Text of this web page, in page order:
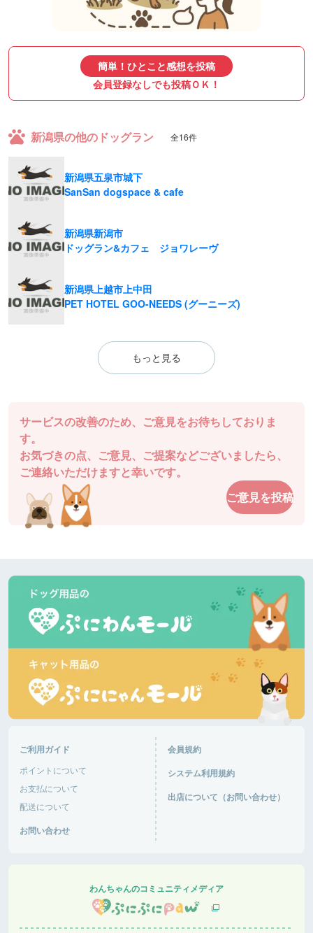
簡単！ひとこと感想を投稿
会員登録なしでも投稿ＯＫ！
新潟県の他のドッグラン 全16件
新潟県五泉市城下
SanSan dogspace & cafe
新潟県新潟市
ドッグラン&カフェ ジョワレーヴ
新潟県上越市上中田
PET HOTEL GOO-NEEDS (グーニーズ)
もっと見る
サービスの改善のため、ご意見をお待ちしておりま
す。
お気づきの点、ご意見、ご提案などございましたら、
ご連絡いただけますと幸いです。
ご意見を投稿
ご利用ガイド
ポイントについて
お支払について
配送について
お問い合わせ
会員規約
システム利用規約
出店について（お問い合わせ）
わんちゃんのコミュニティメディア